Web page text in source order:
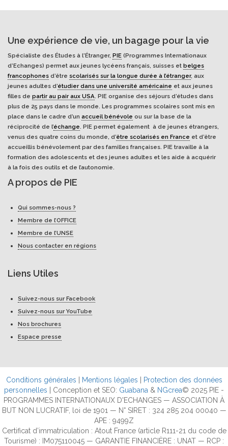
Une expérience de vie, un bagage pour la vie
Spécialiste des Études à l'Étranger, PIE (Programmes Internationaux
d’Echanges) permet aux jeunes lycéens français, suisses et belges
francophones d’être scolarisés sur la longue durée à l’étranger, aux
jeunes adultes d’étudier dans une université américaine et aux jeunes
filles de partir au pair aux USA. PIE organise des séjours d’études dans
plus de 25 pays dans le monde. Les programmes scolaires sont mis en
place dans le cadre d’un accueil bénévole ou sur la base de la
réciprocité de l’échange. PIE permet également à de jeunes étrangers,
venus des quatre coins du monde, d’être scolarisés en France et d’être
accueillis bénévolement par des familles françaises. PIE travaille à la
formation des adolescents et des jeunes adultes et les aide à acquérir
à la fois des outils et de l’autonomie.
A propos de PIE
Qui sommes-nous ?
Membre de l’OFFICE
Membre de l’UNSE
Nous contacter en régions
Liens Utiles
Suivez-nous sur Facebook
Suivez-nous sur YouTube
Nos brochures
Espace presse
Conditions générales Mentions légales
Protection des données
personnelles | Conception et SEO: Guabana & NGcrea© 2025 PIE -
PROGRAMMES INTERNATIONAUX D'ECHANGES — ASSOCIATION À
BUT NON LUCRATIF, loi de 1901 — N° SIRET : 324 285 204 00040 —
APE : 9499Z
Certificat d’immatriculation : Atout France (article R111-21 du code de
Tourisme) : IM075110045 — GARANTIE FINANCIÈRE : UNAT — RCP :